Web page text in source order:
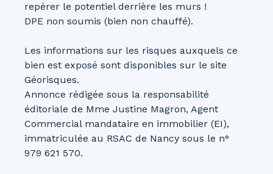
repérer le potentiel derrière les murs !
DPE non soumis (bien non chauffé).
Les informations sur les risques auxquels ce
bien est exposé sont disponibles sur le site
Géorisques.
Annonce rédigée sous la responsabilité
éditoriale de Mme Justine Magron, Agent
Commercial mandataire en immobilier (EI),
immatriculée au RSAC de Nancy sous le n°
979 621 570.